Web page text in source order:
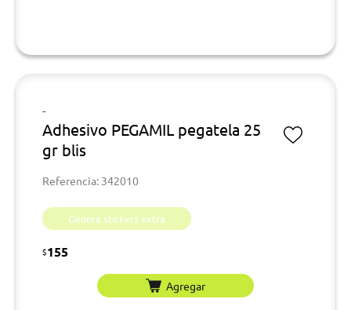
-
Adhesivo PEGAMIL pegatela 25
gr blis
Referencia: 342010
Genera stickers extra
$155
Agregar